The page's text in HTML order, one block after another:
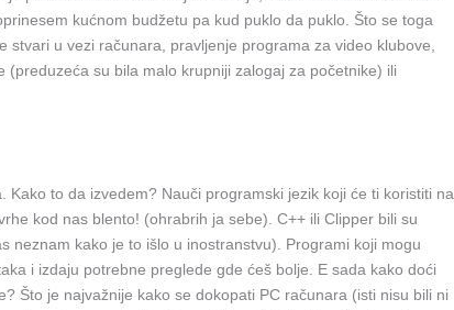
kućnom budžetu pa kud puklo da puklo. Što se toga
stvari u vezi računara, pravljenje programa za video klubove,
(preduzeća su bila malo krupniji zalogaj za početnike) ili
Kako to da izvedem? Nauči programski jezik koji će ti koristiti na
kod nas blento! (ohrabrih ja sebe). C++ ili Clipper bili su
neznam kako je to išlo u inostranstvu). Programi koji mogu
i izdaju potrebne preglede gde ćeš bolje. E sada kako doći
Što je najvažnije kako se dokopati PC računara (isti nisu bili ni